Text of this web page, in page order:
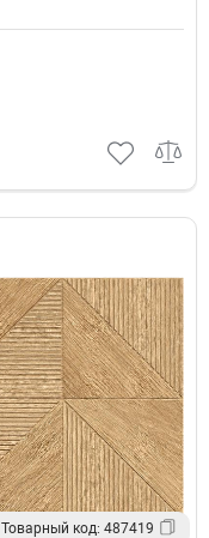
Товарный код: 487419